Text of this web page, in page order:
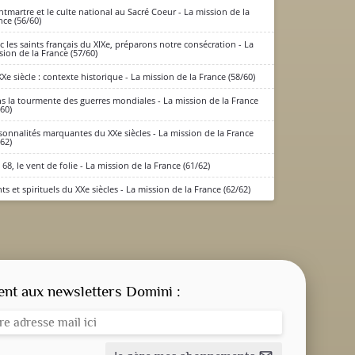
et le culte national au Sacré Coeur - La mission de la
(56/60)
les saints français du XIXe, préparons notre consécration - La
de la France (57/60)
siècle : contexte historique - La mission de la France (58/60)
la tourmente des guerres mondiales - La mission de la France
marquantes du XXe siècles - La mission de la France
68, le vent de folie - La mission de la France (61/62)
et spirituels du XXe siècles - La mission de la France (62/62)
aux newsletters Domini :